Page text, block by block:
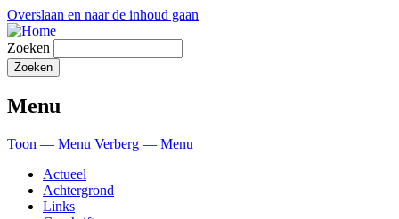
Overslaan en naar de inhoud gaan
Zoeken
Menu
Toon — Menu Verberg — Menu
Actueel
Achtergrond
Links